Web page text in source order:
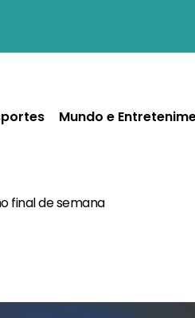
Mundo e
final de semana